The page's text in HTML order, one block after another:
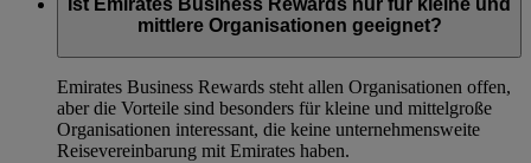
mittlere Organisationen geeignet?
Emirates Business Rewards steht allen Organisationen offen,
aber die Vorteile sind besonders für kleine und mittelgroße
Organisationen interessant, die keine unternehmensweite
Reisevereinbarung mit Emirates haben.